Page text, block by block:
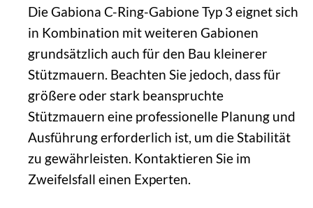
Die Gabiona C-Ring-Gabione Typ 3 eignet sich
in Kombination mit weiteren Gabionen
grundsätzlich auch für den Bau kleinerer
Stützmauern. Beachten Sie jedoch, dass für
größere oder stark beanspruchte
Stützmauern eine professionelle Planung und
Ausführung erforderlich ist, um die Stabilität
zu gewährleisten. Kontaktieren Sie im
Zweifelsfall einen Experten.